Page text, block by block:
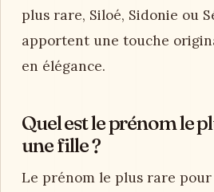
plus rare, Siloé, Sidonie ou
apportent une touche
en élégance.
Quel est le prénom le
une fille ?
Le prénom le plus rare